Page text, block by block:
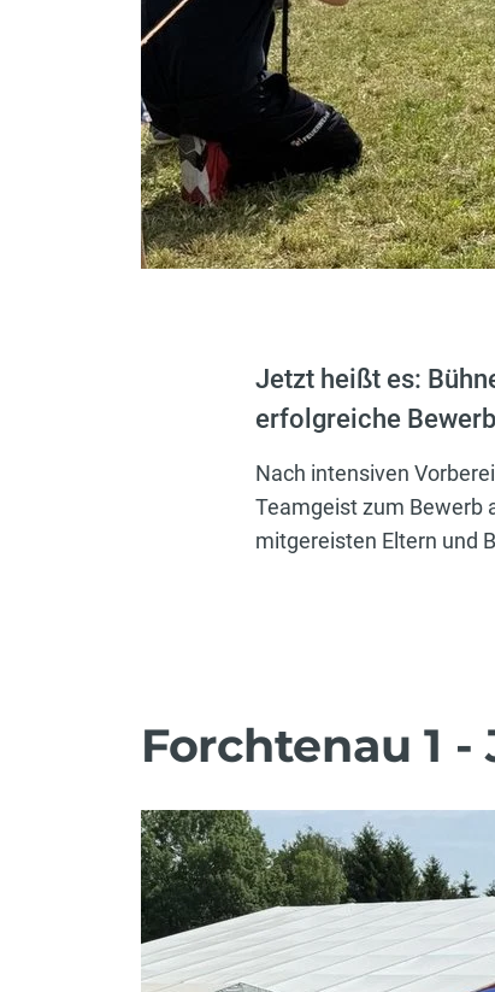
Jetzt heißt es:
erfolgreiche
Nach intensiven
Teamgeist zum Bewerb
mitgereisten Eltern und
Forchtenau 1